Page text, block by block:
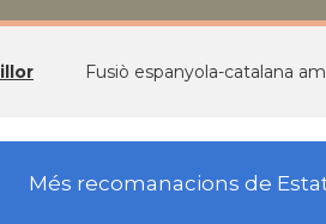
Fusiò espanyola-catalana
Més recomanacions de